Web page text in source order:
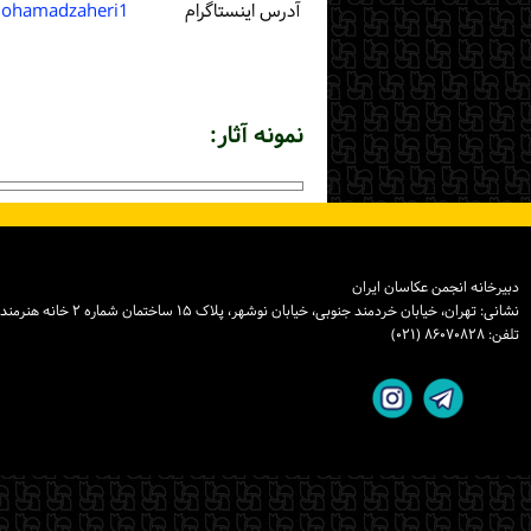
آدرس اینستاگرام
نمونه آثار:
دبیرخانه انجمن عکاسان ایران
نشانی: تهران، خیابان خردمند جنوبی، خیابان نوشهر، پلاک ۱۵ ساختمان شماره ۲ خانه هنرمندان ایران، واحد ۸
تلفن: ۸۶۰۷۰۸۲۸ (۰۲۱)